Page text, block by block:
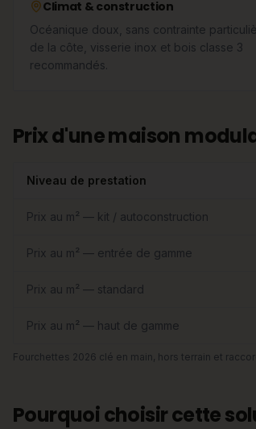
Climat & construction
Océanique doux, sans contrainte
de la côte, visserie inox et bois classe 3
recommandés.
Prix d'une maison
Niveau de prestation
Prix au m² — kit / autoconstruction
Prix au m² — entrée de gamme
Prix au m² — standard
Prix au m² — haut de gamme
Fourchettes 2026 clé en main, hors terrain et
Pourquoi choisir cette